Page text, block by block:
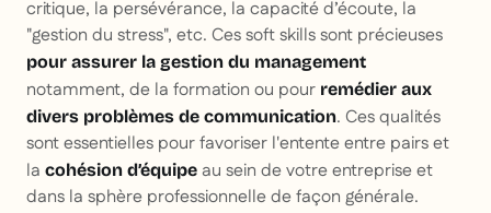
critique, la persévérance, la capacité d’écoute, la
"gestion du stress", etc. Ces soft skills sont précieuses
pour assurer la gestion du management
notamment, de la formation ou pour remédier aux
divers problèmes de communication. Ces qualités
sont essentielles pour favoriser l'entente entre pairs et
la cohésion d’équipe au sein de votre entreprise et
dans la sphère professionnelle de façon générale.